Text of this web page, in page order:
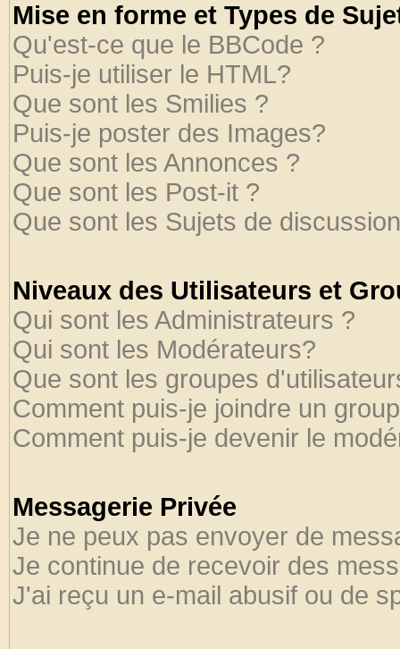
Mise en forme et Types de
Qu'est-ce que le BBCode ?
Puis-je utiliser le HTML?
Que sont les Smilies ?
Puis-je poster des Images?
Que sont les Annonces ?
Que sont les Post-it ?
Que sont les Sujets de
Niveaux des Utilisateurs et
Qui sont les Administrateurs ?
Qui sont les Modérateurs?
Que sont les groupes
Comment puis-je joindre un
Comment puis-je devenir le
Messagerie Privée
Je ne peux pas envoyer de
Je continue de recevoir des
J'ai reçu un e-mail abusif ou de